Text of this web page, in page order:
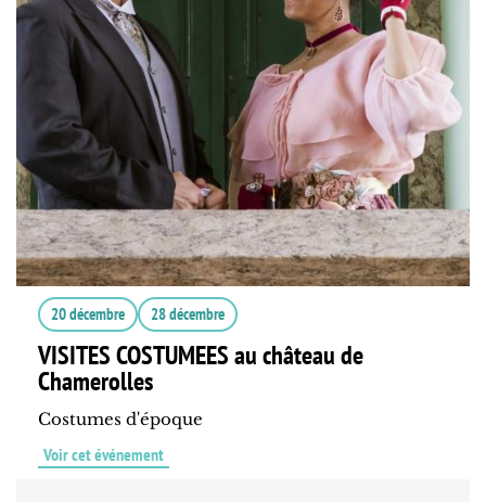
20 décembre 28 décembre
VISITES COSTUMEES au château de
Chamerolles
Costumes d'époque
Voir cet événement